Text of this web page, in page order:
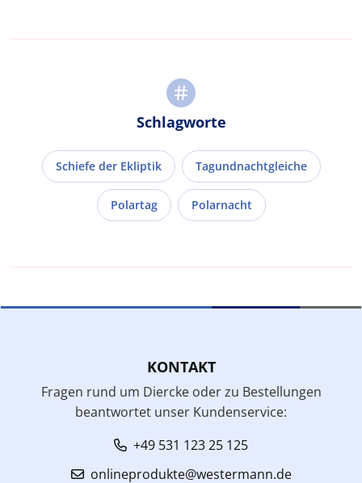
Schlagworte
Schiefe der Ekliptik Tagundnachtgleiche
Polartag Polarnacht
KONTAKT
Fragen rund um Diercke oder zu Bestellungen
beantwortet unser Kundenservice:
+49 531 123 25 125
onlineprodukte@westermann.de